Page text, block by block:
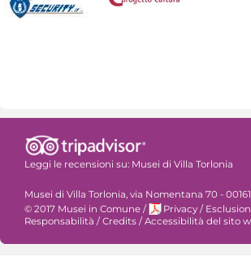
Leggi le recensioni su: Musei di Villa Torlonia
Musei di Villa Torlonia, via Nomentana 70 -
© 2017 Musei in Comune / Privacy /
Responsabilità /Credits /Accessibilità del sito